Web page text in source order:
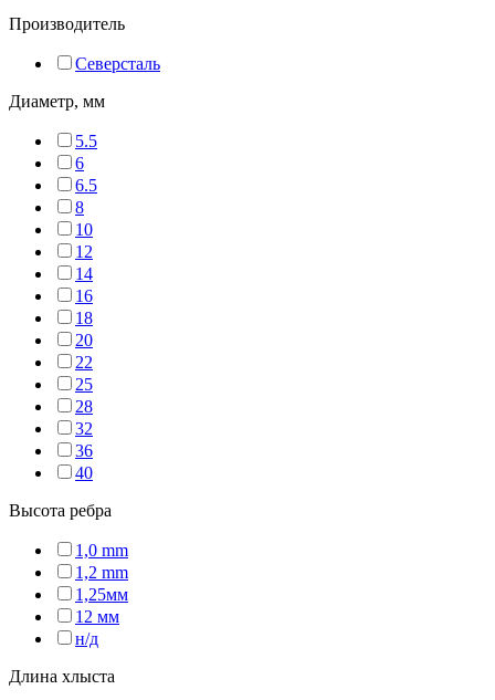
Производитель
Северсталь
Диаметр, мм
5.5
6
6.5
8
10
12
14
16
18
20
22
25
28
32
36
40
Высота ребра
1,0 mm
1,2 mm
1,25мм
12 мм
н/д
Длина хлыста